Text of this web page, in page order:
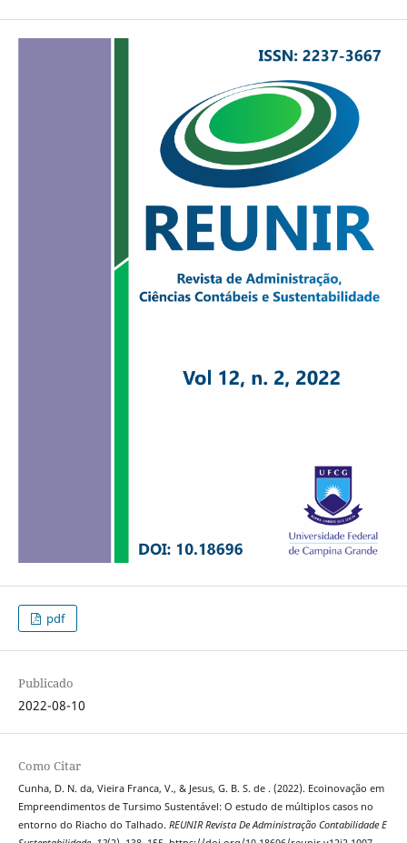
pdf
Publicado
2022-08-10
Como Citar
Cunha, D. N. da, Vieira Franca, V., & Jesus, G. B. S. de . (2022). Ecoinovação em
Empreendimentos de Tursimo Sustentável: O estudo de múltiplos casos no
entorno do Riacho do Talhado. REUNIR Revista De Administração Contabilidade E